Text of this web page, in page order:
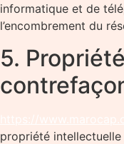
informatique et de
l’encombrement du
5.
propriété intellectuelle